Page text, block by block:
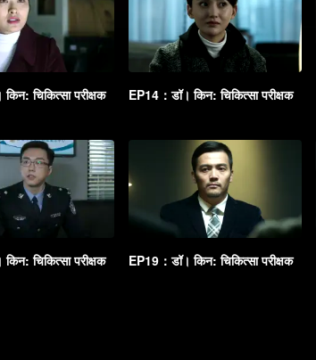
चिकित्सा परीक्षक EP14：डॉ। किन: चिकित्सा परीक्षक
चिकित्सा परीक्षक EP19：डॉ। किन: चिकित्सा परीक्षक